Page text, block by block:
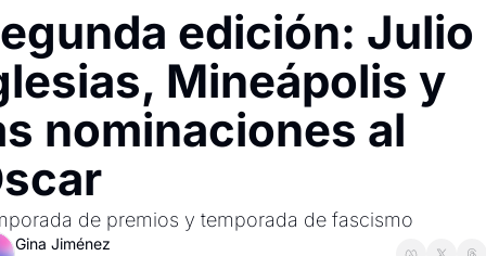
edición: Julio
Mineápolis y
nominaciones al
de premios y temporada de fascismo
Gina Jiménez